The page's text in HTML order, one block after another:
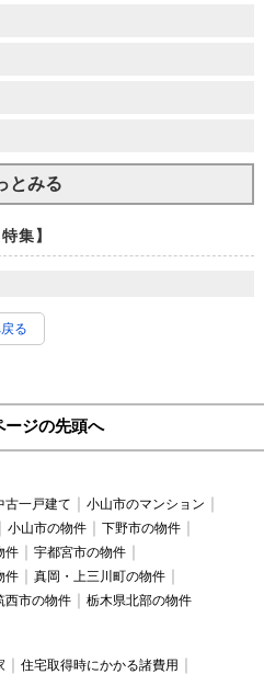
とみる
特集】
る
ージの先頭へ
古一戸建て
小山市のマンション
小山市の物件
下野市の物件
件
宇都宮市の物件
件
真岡・上三川町の物件
西市の物件 栃木県北部の物件
住宅取得時にかかる諸費用